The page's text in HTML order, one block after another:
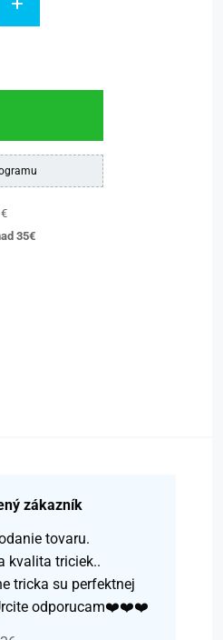
35€
zákazník
tovaru.
kvalita triciek..
tricka su perfektnej
odporucam❤️❤️❤️